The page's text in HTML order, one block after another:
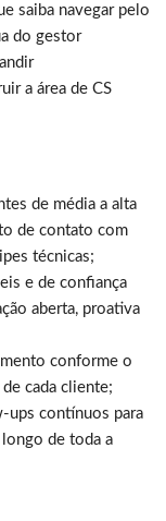
saiba navegar pelo
do gestor
a área de CS
de média a alta
de contato com
técnicas;
e de confiança
aberta, proativa
conforme o
cada cliente;
ups contínuos para
de toda a